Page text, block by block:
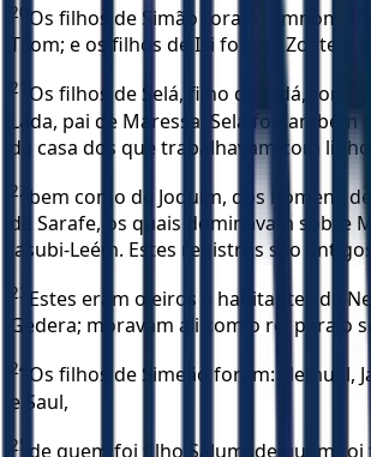
20 Os filhos de Simão foram: Amnom,
Tilom; e os filhos de Isi foram: Zoete e
21
Os filhos de Selá, filho de Judá, foram:
Lada, pai de Maressa. Selá foi também
da casa dos que trabalhavam com
22 bem como de Joquim, dos homens de
de Sarafe, os quais dominavam sobre
Jasubi-Leém. Estes registros são antigos.
23 Estes eram oleiros e habitantes de
Gedera; moravam ali com o rei para o
24 Os filhos de Simeão foram: Nemuel,
e Saul,
25 de quem foi filho Salum, de quem foi